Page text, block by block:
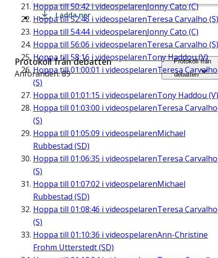
Hoppa till50:42i videospelarenJonny Cato (C)
Hoppa till52:46 i videospelarenTeresa Carvalho (S)
Hoppa till 54:44i videospelarenJonny Cato (C)
Hoppa till 56:06 i videospelarenTeresa Carvalho (S)
Hoppa till 58:16 i videospelarenTony Haddou (V)
Hoppa till01:00:01 i videospelarenTeresa Carvalho
(S)
Hoppa till 01:01:15 i videospelarenTony Haddou (V)
Hoppa till 01:03:00 i videospelarenTeresa Carvalho
(S)
Hoppa till 01:05:09 i videospelarenMichael
Rubbestad (SD)
Hoppa till 01:06:35 i videospelarenTeresa Carvalho
(S)
Hoppa till 01:07:02 i videospelarenMichael
Rubbestad (SD)
Hoppa till 01:08:46 i videospelarenTeresa Carvalho
(S)
Hoppa till 01:10:36 i videospelarenAnn-Christine
Frohm Utterstedt (SD)
Ladda ner
Protokoll från debatten
Anföranden: 89
Protokoll från
debatten